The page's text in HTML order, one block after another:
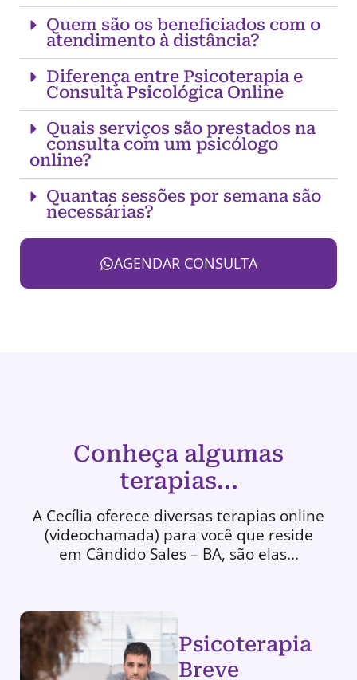
Quem são os beneficiados com o
atendimento à distância?
Diferença entre Psicoterapia e
Consulta Psicológica Online
Quais serviços são prestados na
consulta com um psicólogo
online?
Quantas sessões por semana são
necessárias?
AGENDAR CONSULTA
Conheça algumas
terapias...
A Cecília oferece diversas terapias online
(videochamada) para você que reside
em Cândido Sales – BA, são elas...
Psicoterapia
Breve